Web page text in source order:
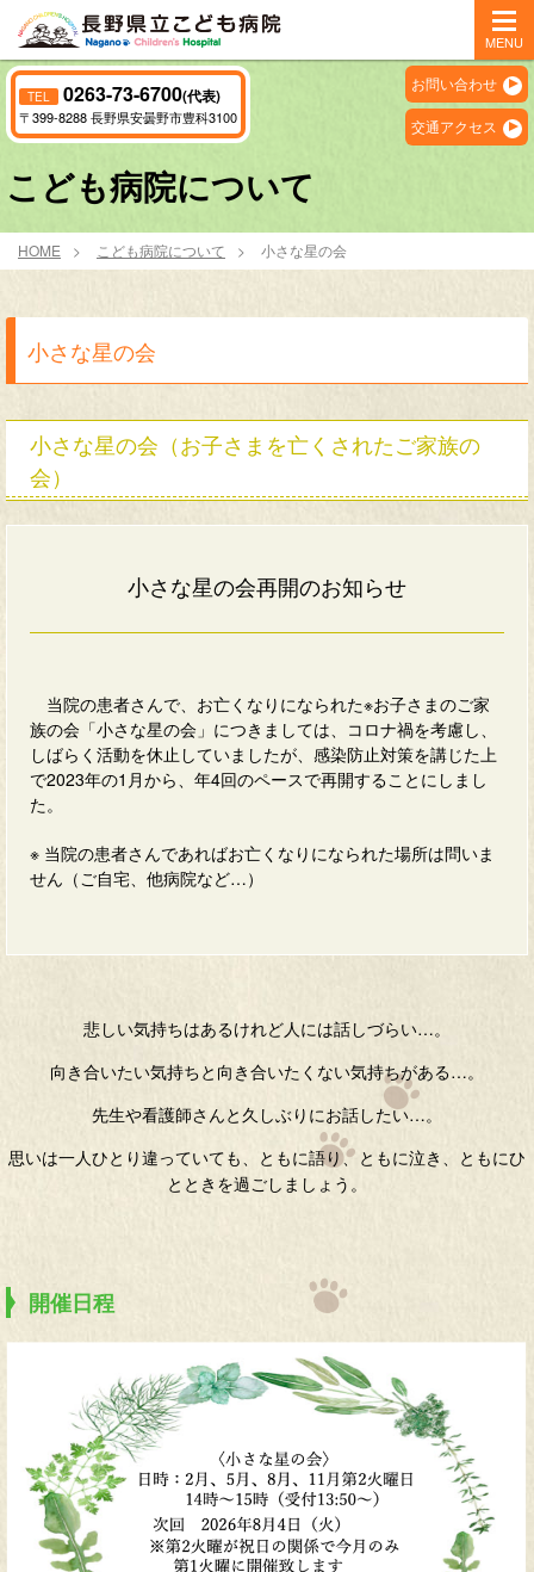
MENU
TEL 0263-73-6700(代表)
〒399-8288 長野県安曇野市豊科3100
お問い合わせ
交通アクセス
こども病院について
HOME こども病院について 小さな星の会
小さな星の会
小さな星の会（お子さまを亡くされたご家族の
会）
小さな星の会再開のお知らせ
当院の患者さんで、お亡くなりになられた※お子さまのご家
族の会「小さな星の会」につきましては、コロナ禍を考慮し、
しばらく活動を休止していましたが、感染防止対策を講じた上
で2023年の1月から、年4回のペースで再開することにしまし
た。
※ 当院の患者さんであればお亡くなりになられた場所は問いま
せん（ご自宅、他病院など…）
悲しい気持ちはあるけれど人には話しづらい…。
向き合いたい気持ちと向き合いたくない気持ちがある…。
先生や看護師さんと久しぶりにお話したい…。
思いは一人ひとり違っていても、ともに語り、ともに泣き、ともにひ
とときを過ごしましょう。
開催日程